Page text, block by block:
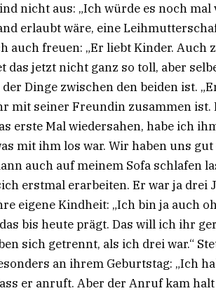
nicht aus: „Ich würde es noch
erlaubt wäre, eine
auch freuen: „Er liebt Kinder.
das jetzt nicht ganz so toll, aber
der Dinge zwischen den beiden ist.
mit seiner Freundin zusammen ist.
erste Mal wiedersahen, habe ich
mit ihm los war. Wir haben uns
auch auf meinem Sofa schlafen
erstmal erarbeiten. Er war ja drei
eigene Kindheit: „Ich bin ja auch
bis heute prägt. Das will ich ihr
sich getrennt, als ich drei war.“
an ihrem Geburtstag: „Ich
er anruft. Aber der Anruf kam